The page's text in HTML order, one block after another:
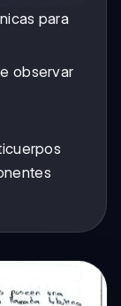
para
observar